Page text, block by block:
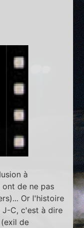
à
de ne pas
Or l'histoire
J-C, c'est à dire
de